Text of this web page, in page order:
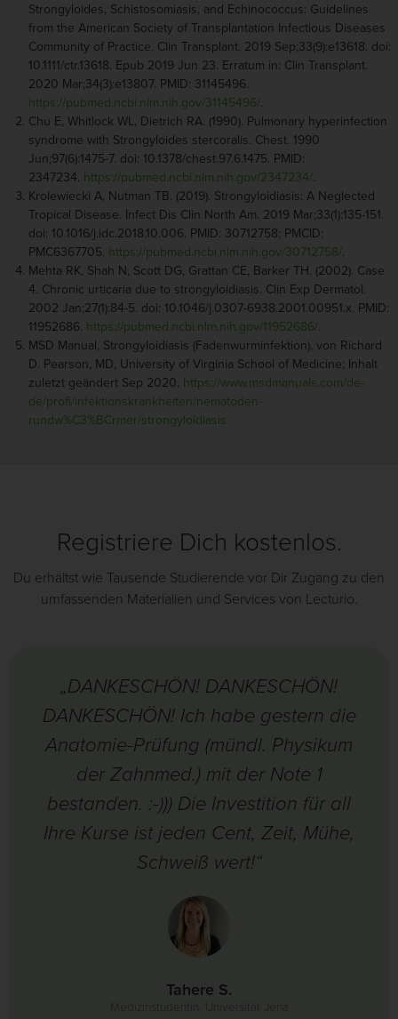
Strongyloides, Schistosomiasis, and Echinococcus: Guidelines
from the American Society of Transplantation Infectious Diseases
Community of Practice. Clin Transplant. 2019 Sep;33(9):e13618. doi:
10.1111/ctr.13618. Epub 2019 Jun 23. Erratum in: Clin Transplant.
2020 Mar;34(3):e13807. PMID: 31145496.
https://pubmed.ncbi.nlm.nih.gov/31145496/.
Chu E, Whitlock WL, Dietrich RA. (1990). Pulmonary hyperinfection
syndrome with Strongyloides stercoralis. Chest. 1990
Jun;97(6):1475-7. doi: 10.1378/chest.97.6.1475. PMID:
2347234. https://pubmed.ncbi.nlm.nih.gov/2347234/.
Krolewiecki A, Nutman TB. (2019). Strongyloidiasis: A Neglected
Tropical Disease. Infect Dis Clin North Am. 2019 Mar;33(1):135-151.
doi: 10.1016/j.idc.2018.10.006. PMID: 30712758; PMCID:
PMC6367705. https://pubmed.ncbi.nlm.nih.gov/30712758/.
Mehta RK, Shah N, Scott DG, Grattan CE, Barker TH. (2002). Case
4. Chronic urticaria due to strongyloidiasis. Clin Exp Dermatol.
2002 Jan;27(1):84-5. doi: 10.1046/j.0307-6938.2001.00951.x. PMID:
11952686. https://pubmed.ncbi.nlm.nih.gov/11952686/.
MSD Manual, Strongyloidiasis (Fadenwurminfektion), von Richard
D. Pearson, MD, University of Virginia School of Medicine; Inhalt
zuletzt geändert Sep 2020, https://www.msdmanuals.com/de-
de/profi/infektionskrankheiten/nematoden-
rundw%C3%BCrmer/strongyloidiasis
Registriere Dich kostenlos.
Du erhältst wie Tausende Studierende vor Dir Zugang zu den
umfassenden Materialien und Services von Lecturio.
„DANKESCHÖN! DANKESCHÖN!
DANKESCHÖN! Ich habe gestern die
Anatomie-Prüfung (mündl. Physikum
der Zahnmed.) mit der Note 1
bestanden. :-))) Die Investition für all
Ihre Kurse ist jeden Cent, Zeit, Mühe,
Schweiß wert!“
Tahere S.